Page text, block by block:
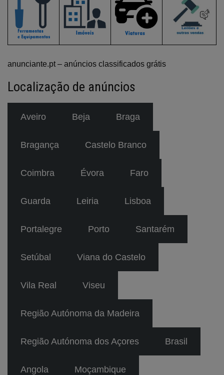
anunciante.pt – anúncios classificados grátis
Localização de anúncios
Aveiro Beja Braga
Bragança Castelo Branco
Coimbra Évora Faro
Guarda Leiria Lisboa
Portalegre Porto Santarém
Setúbal Viana do Castelo
Vila Real Viseu
Região Autónoma da Madeira
Região Autónoma dos Açores Brasil
Angola Moçambique